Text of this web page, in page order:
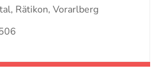
Rätikon, Vorarlberg